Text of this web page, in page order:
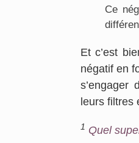
Ce
Et c’est
négatif en
s’engager
leurs filtres
1 Quel